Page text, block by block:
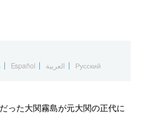
Español العربية Русский
った大関霧島が元大関の正代に